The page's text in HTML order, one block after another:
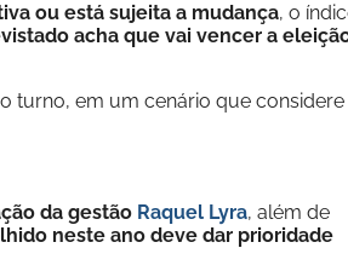
ou está sujeita a mudança, o
acha que vai vencer a
turno, em um cenário que considere
da gestão Raquel Lyra, além de
neste ano deve dar prioridade